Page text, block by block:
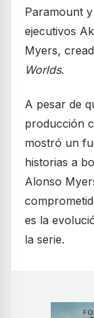
Paramount
ejecutivos
Myers,
Worlds.
A pesar de
producción
mostró un
historias a
Alonso
es la
la serie.